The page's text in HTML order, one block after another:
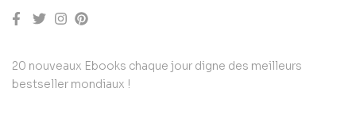
20 nouveaux Ebooks chaque jour digne des meilleurs
bestseller mondiaux !